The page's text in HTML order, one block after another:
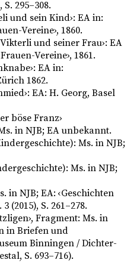
295–308.
und sein Kind›: EA in:
Vereine›, 1860.
und seiner Frau›: EA
Vereine›, 1861.
EA in:
1862.
EA: H. Georg, Basel
böse Franz›
in NJB; EA unbekannt.
Ms. in NJB;
Ms. in NJB;
in NJB; EA: ‹Geschichten
(2015), S. 261–278.
Fragment: Ms. in
in Briefen und
Binningen / Dichter-
S. 693–716).